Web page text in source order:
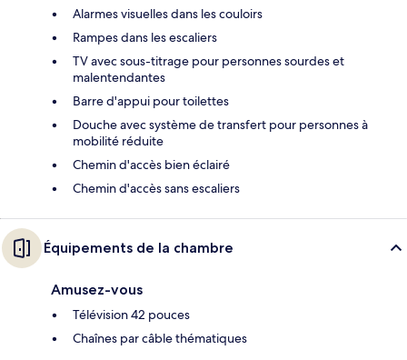
Alarmes visuelles dans les couloirs
Rampes dans les escaliers
TV avec sous-titrage pour personnes sourdes et
malentendantes
Barre d'appui pour toilettes
Douche avec système de transfert pour personnes à
mobilité réduite
Chemin d'accès bien éclairé
Chemin d'accès sans escaliers
Équipements de la chambre
Amusez-vous
Télévision 42 pouces
Chaînes par câble thématiques